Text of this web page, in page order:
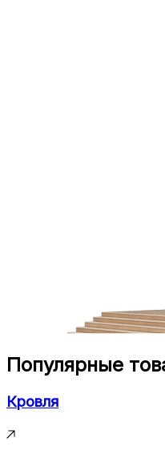
Популярные
Кровля